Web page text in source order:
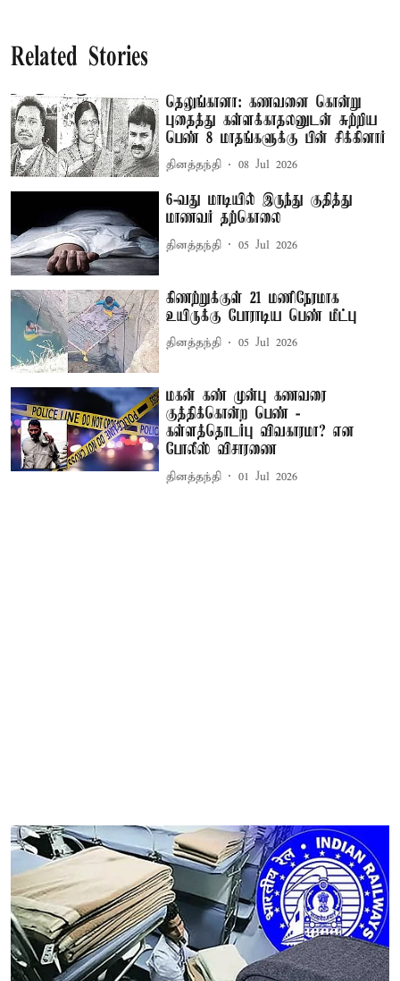
Related Stories
தெலுங்கானா: கணவனை கொன்று
புதைத்து கள்ளக்காதலனுடன் சுற்றிய
பெண் 8 மாதங்களுக்கு பின் சிக்கினார்
தினத்தந்தி 08 Jul 2026
6-வது மாடியில் இருந்து குதித்து
மாணவர் தற்கொலை
தினத்தந்தி 05 Jul 2026
கிணற்றுக்குள் 21 மணிநேரமாக
உயிருக்கு போராடிய பெண் மீட்பு
தினத்தந்தி 05 Jul 2026
மகன் கண் முன்பு கணவரை
குத்திக்கொன்ற பெண் -
கள்ளத்தொடர்பு விவகாரமா? என
போலீஸ் விசாரணை
தினத்தந்தி 01 Jul 2026